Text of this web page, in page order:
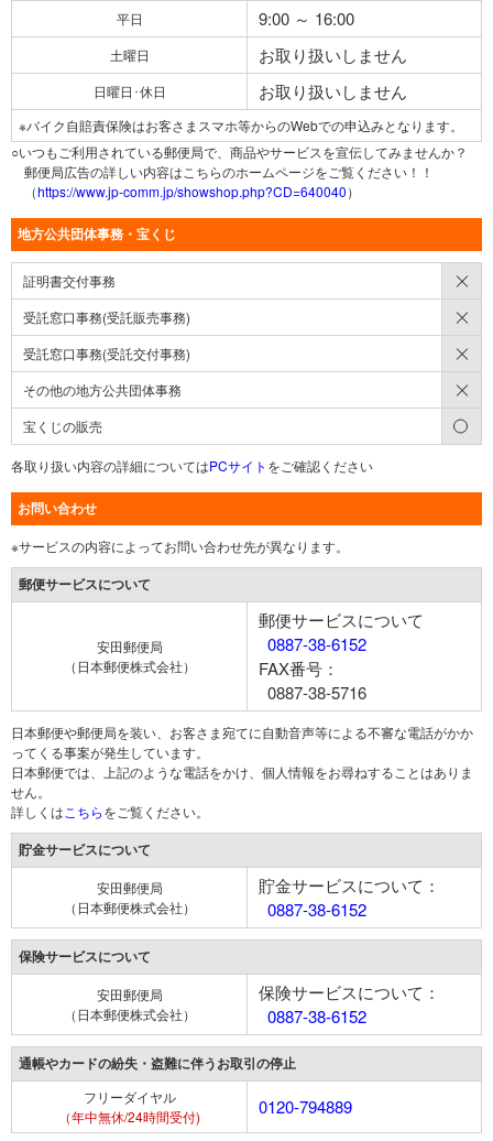
平日 9:00 ～ 16:00
土曜日 お取り扱いしません
日曜日･休日 お取り扱いしません
※バイク自賠責保険はお客さまスマホ等からのWebでの申込みとなります。
○いつもご利用されている郵便局で、商品やサービスを宣伝してみませんか？
郵便局広告の詳しい内容はこちらのホームページをご覧ください！！
（https://www.jp-comm.jp/showshop.php?CD=640040）
地方公共団体事務・宝くじ
証明書交付事務
受託窓口事務(受託販売事務)
受託窓口事務(受託交付事務)
その他の地方公共団体事務
宝くじの販売
各取り扱い内容の詳細についてはPCサイト をご確認ください
お問い合わせ
※サービスの内容によってお問い合わせ先が異なります。
郵便サービスについて
安田郵便局
（日本郵便株式会社）
郵便サービスについて
0887-38-6152
FAX番号：
0887-38-5716
日本郵便や郵便局を装い、お客さま宛てに自動音声等による不審な電話がかか
ってくる事案が発生しています。
日本郵便では、上記のような電話をかけ、個人情報をお尋ねすることはありま
せん。
詳しくは こちらをご覧ください。
貯金サービスについて
安田郵便局
（日本郵便株式会社）
貯金サービスについて：
0887-38-6152
保険サービスについて
安田郵便局
（日本郵便株式会社）
保険サービスについて：
0887-38-6152
通帳やカードの紛失・盗難に伴うお取引の停止
フリーダイヤル
（年中無休/24時間受付)
0120-794889